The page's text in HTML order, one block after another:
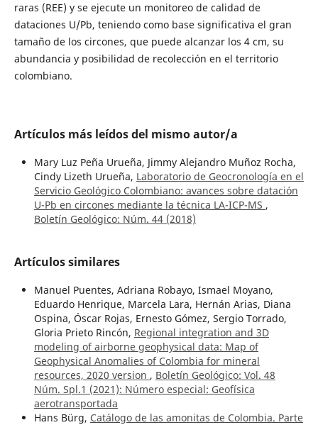
raras (REE) y se ejecute un monitoreo de calidad de
dataciones U/Pb, teniendo como base significativa el gran
tamaño de los circones, que puede alcanzar los 4 cm, su
abundancia y posibilidad de recolección en el territorio
colombiano.
Artículos más leídos del mismo autor/a
Mary Luz Peña Urueña, Jimmy Alejandro Muñoz Rocha,
Cindy Lizeth Urueña, Laboratorio de Geocronología en el
Servicio Geológico Colombiano: avances sobre datación
U-Pb en circones mediante la técnica LA-ICP-MS ,
Boletín Geológico: Núm. 44 (2018)
Artículos similares
Manuel Puentes, Adriana Robayo, Ismael Moyano,
Eduardo Henrique, Marcela Lara, Hernán Arias, Diana
Ospina, Óscar Rojas, Ernesto Gómez, Sergio Torrado,
Gloria Prieto Rincón, Regional integration and 3D
modeling of airborne geophysical data: Map of
Geophysical Anomalies of Colombia for mineral
resources, 2020 version , Boletín Geológico: Vol. 48
Núm. Spl.1 (2021): Número especial: Geofísica
aerotransportada
Hans Bürg, Catálogo de las amonitas de Colombia. Parte